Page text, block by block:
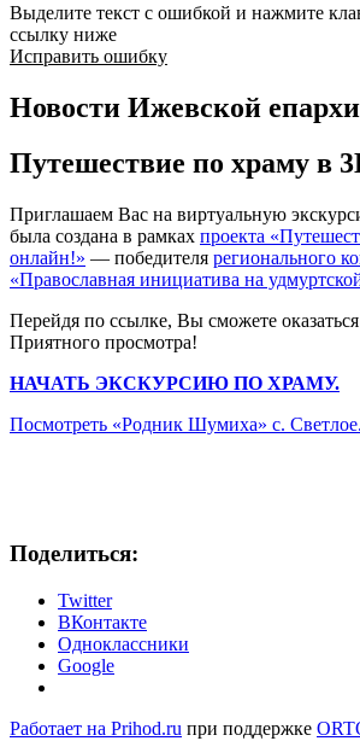
Выделите текст с ошибкой и нажмите
ссылку ниже
Исправить ошибку
Новости Ижевской
Путешествие по храму в
Приглашаем Вас на виртуальную
была создана в рамках проекта
онлайн!» — победителя регионального
«Православная инициатива на
Перейдя по ссылке, Вы сможете
Приятного просмотра!
НАЧАТЬ ЭКСКУРСИЮ ПО ХРАМУ.
Посмотреть «Родник Шумиха» с. Светлое.
Поделиться:
Twitter
ВКонтакте
Одноклассники
Google
Работает на Prihod.ru при поддержке